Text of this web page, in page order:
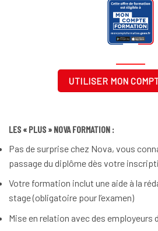
UTILISER MON
LES « PLUS » NOVA FORMATION :
Pas de surprise chez Nova, vous
passage du diplôme dès votre
Votre formation inclut une aide à la
stage (obligatoire pour l’examen)
Mise en relation avec des employeurs